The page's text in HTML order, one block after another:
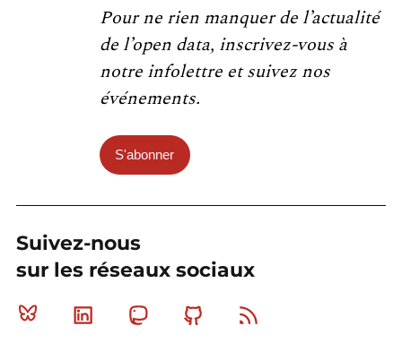
Pour ne rien manquer de l’actualité
de l’open data, inscrivez-vous à
notre infolettre et suivez nos
événements.
S'abonner
Suivez-nous
sur les réseaux sociaux
Bluesky Linkedin MastodonGithub